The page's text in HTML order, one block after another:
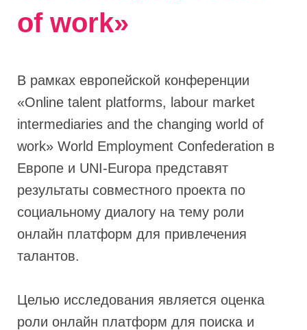
of work»
В рамках европейской конференции
«Online talent platforms, labour market
intermediaries and the changing world of
work» World Employment Confederation в
Европе и UNI-Europa представят
результаты совместного проекта по
социальному диалогу на тему роли
онлайн платформ для привлечения
талантов.
Целью исследования является оценка
роли онлайн платформ для поиска и